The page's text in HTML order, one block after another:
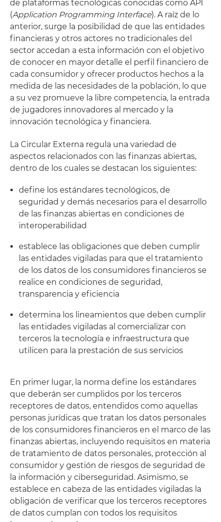
de plataformas tecnológicas conocidas como API
(Application Programming Interface). A raíz de lo
anterior, surge la posibilidad de que las entidades
financieras y otros actores no tradicionales del
sector accedan a esta información con el objetivo
de conocer en mayor detalle el perfil financiero de
cada consumidor y ofrecer productos hechos a la
medida de las necesidades de la población, lo que
a su vez promueve la libre competencia, la entrada
de jugadores innovadores al mercado y la
innovación tecnológica y financiera.
La Circular Externa regula una variedad de
aspectos relacionados con las finanzas abiertas,
dentro de los cuales se destacan los siguientes:
define los estándares tecnológicos, de
seguridad y demás necesarios para el desarrollo
de las finanzas abiertas en condiciones de
interoperabilidad
establece las obligaciones que deben cumplir
las entidades vigiladas para que el tratamiento
de los datos de los consumidores financieros se
realice en condiciones de seguridad,
transparencia y eficiencia
determina los lineamientos que deben cumplir
las entidades vigiladas al comercializar con
terceros la tecnología e infraestructura que
utilicen para la prestación de sus servicios
En primer lugar, la norma define los estándares
que deberán ser cumplidos por los terceros
receptores de datos, entendidos como aquellas
personas jurídicas que tratan los datos personales
de los consumidores financieros en el marco de las
finanzas abiertas, incluyendo requisitos en materia
de tratamiento de datos personales, protección al
consumidor y gestión de riesgos de seguridad de
la información y ciberseguridad. Asimismo, se
establece en cabeza de las entidades vigiladas la
obligación de verificar que los terceros receptores
de datos cumplan con todos los requisitos